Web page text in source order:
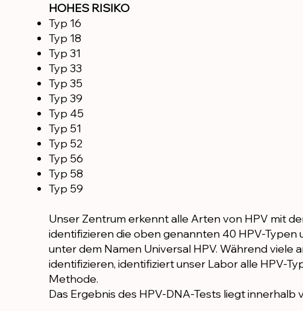
HOHES RISIKO
Typ 16
Typ 18
Typ 31
Typ 33
Typ 35
Typ 39
Typ 45
Typ 51
Typ 52
Typ 56
Typ 58
Typ 59
Unser Zentrum erkennt alle Arten von HPV mit
identifizieren die oben genannten 40 HPV-
unter dem Namen Universal HPV. Während viele
identifizieren, identifiziert unser Labor alle HPV-
Methode.
Das Ergebnis des HPV-DNA-Tests liegt innerhalb